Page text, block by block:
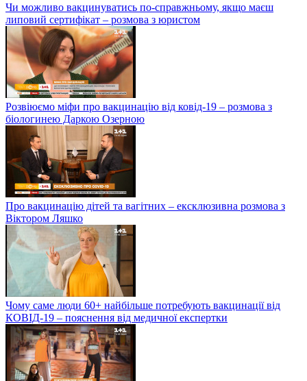
Чи можливо вакцинуватись по-справжньому, якщо маєш
липовий сертифікат – розмова з юристом
Розвіюємо міфи про вакцинацію від ковід-19 – розмова з
біологинею Даркою Озерною
Про вакцинацію дітей та вагітних – ексклюзивна розмова з
Віктором Ляшко
Чому саме люди 60+ найбільше потребують вакцинації від
КОВІД-19 – пояснення від медичної експертки